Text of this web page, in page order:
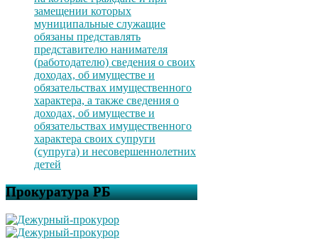
замещении которых
муниципальные служащие
обязаны представлять
представителю нанимателя
(работодателю) сведения о своих
доходах, об имуществе и
обязательствах имущественного
характера, а также сведения о
доходах, об имуществе и
обязательствах имущественного
характера своих супруги
(супруга) и несовершеннолетних
детей
Прокуратура РБ